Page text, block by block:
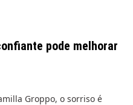
pode melhorar
Groppo, o sorriso é